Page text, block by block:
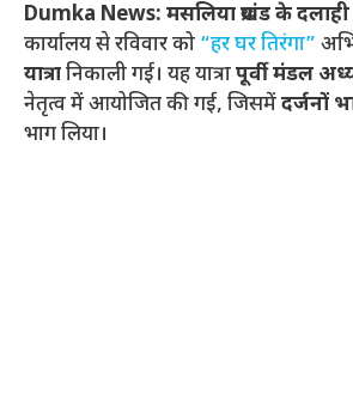
Dumka News: मसलिया प्रखंड के दलाही
कार्यालय से रविवार को “हर घर तिरंगा”
यात्रानिकाली गई। यह यात्रापूर्वी मंडल
नेतृत्व में आयोजित की गई, जिसमेंदर्जनों
भाग लिया।